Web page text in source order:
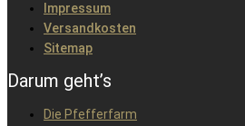
Impressum
Versandkosten
Sitemap
Darum geht’s
Die Pfefferfarm